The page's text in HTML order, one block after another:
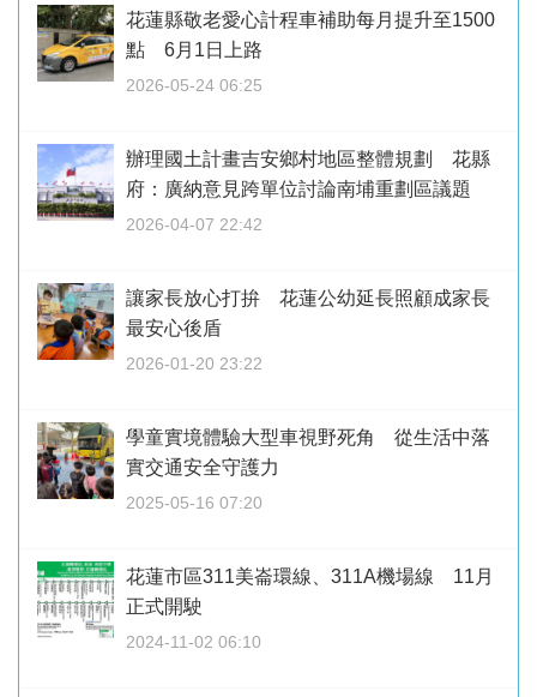
花蓮縣敬老愛心計程車補助每月提升至1500
點 6月1日上路
2026-05-24 06:25
辦理國土計畫吉安鄉村地區整體規劃 花縣
府：廣納意見跨單位討論南埔重劃區議題
2026-04-07 22:42
讓家長放心打拚 花蓮公幼延長照顧成家長
最安心後盾
2026-01-20 23:22
學童實境體驗大型車視野死角 從生活中落
實交通安全守護力
2025-05-16 07:20
花蓮市區311美崙環線、311A機場線 11月
正式開駛
2024-11-02 06:10